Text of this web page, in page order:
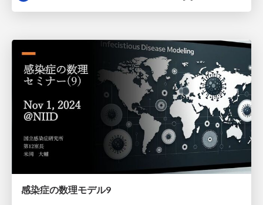
感染症の数理モデル9